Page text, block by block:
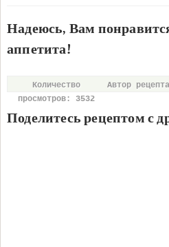
Надеюсь, Вам
аппетита!
Количество
просмотров: 3532
Автор
Поделитесь рецептом с